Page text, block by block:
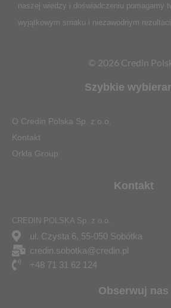
naszej wiedzy i doświadczeniu pomagamy
wyjątkowym smaku i niezawodnym
© 2026 Credin
Szybkie
O Credin Polska Sp. z o.o.
Kontakt
Orkla Group
Kontakt
CREDIN POLSKA Sp. z o.o.
ul. Czysta 6, 55-050 Sobótka
credin.sobotka@credin.pl
+48 71 31 62 124
Obserwuj nas